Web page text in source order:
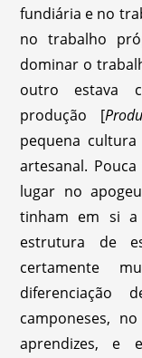
fundiária e no
no trabalho
dominar o
outro estava
produção [
pequena
artesanal.
lugar no
tinham em si a
estrutura de
certamente
diferenciação
camponeses,
aprendizes, e